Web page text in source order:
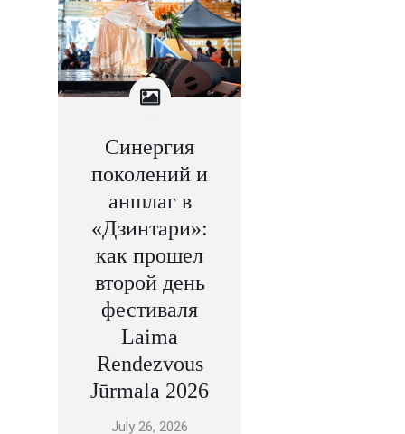
Синергия
поколений и
аншлаг в
«Дзинтари»:
как прошел
второй день
фестиваля
Laima
Rendezvous
Jūrmala 2026
July 26, 2026